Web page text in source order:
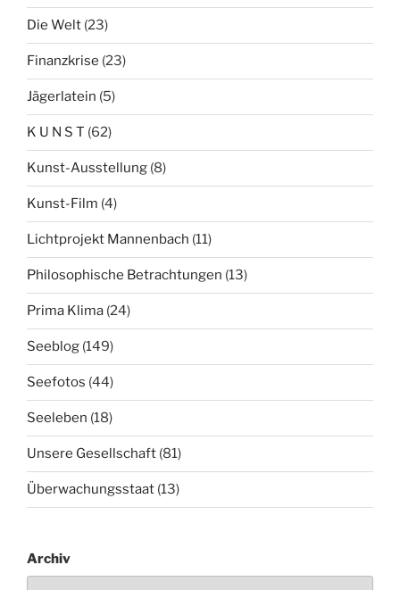
Die Welt (23)
Finanzkrise (23)
Jägerlatein (5)
K U N S T (62)
Kunst-Ausstellung (8)
Kunst-Film (4)
Lichtprojekt Mannenbach (11)
Philosophische Betrachtungen (13)
Prima Klima (24)
Seeblog (149)
Seefotos (44)
Seeleben (18)
Unsere Gesellschaft (81)
Überwachungsstaat (13)
Archiv